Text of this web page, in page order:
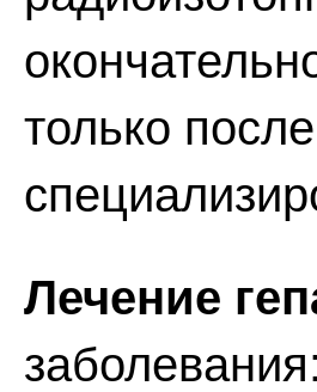
только
Лечение